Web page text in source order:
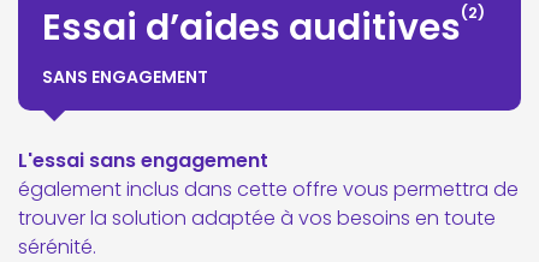
Essai d’aides auditives(2)
SANS ENGAGEMENT
L'essai sans engagement
également inclus dans cette offre vous permettra de
trouver la solution adaptée à vos besoins en toute
sérénité.